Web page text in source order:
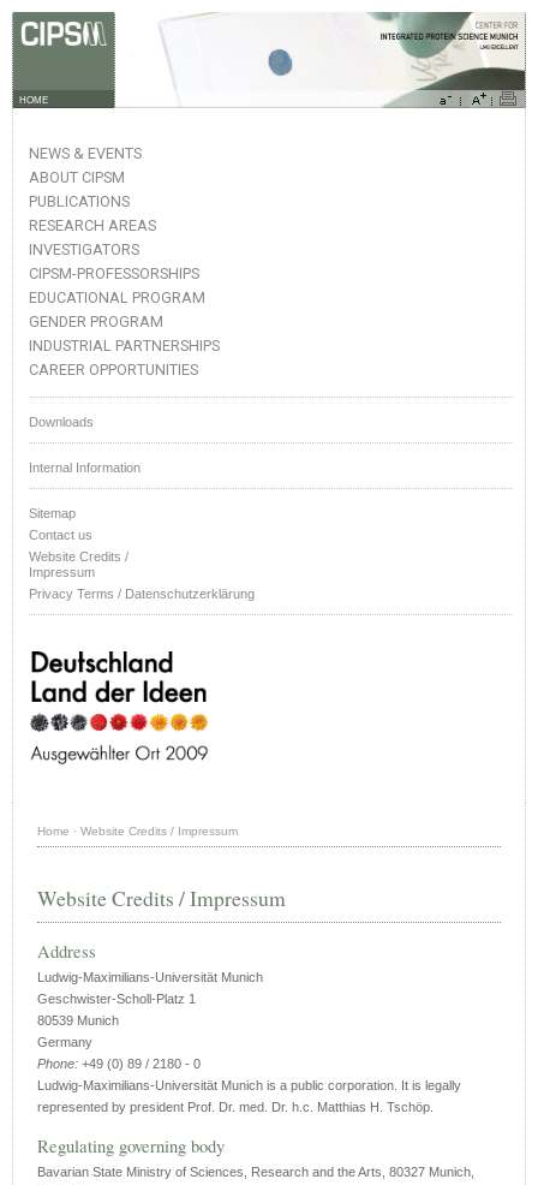
HOME
NEWS & EVENTS
ABOUT CIPSM
PUBLICATIONS
RESEARCH AREAS
INVESTIGATORS
CIPSM-PROFESSORSHIPS
EDUCATIONAL PROGRAM
GENDER PROGRAM
INDUSTRIAL PARTNERSHIPS
CAREER OPPORTUNITIES
Downloads
Internal Information
Sitemap
Contact us
Website Credits /
Impressum
Privacy Terms / Datenschutzerklärung
Home · Website Credits / Impressum
Website Credits / Impressum
Address
Ludwig-Maximilians-Universität Munich
Geschwister-Scholl-Platz 1
80539 Munich
Germany
Phone: +49 (0) 89 / 2180 - 0
Ludwig-Maximilians-Universität Munich is a public corporation. It is legally
represented by president Prof. Dr. med. Dr. h.c. Matthias H. Tschöp.
Regulating governing body
Bavarian State Ministry of Sciences, Research and the Arts, 80327 Munich,